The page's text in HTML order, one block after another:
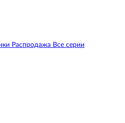
Распродажа Все серии